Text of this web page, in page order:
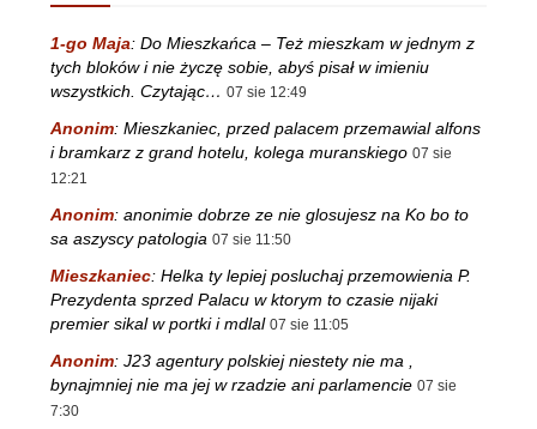
1-go Maja: Do Mieszkańca – Też mieszkam w jednym z
tych bloków i nie życzę sobie, abyś pisał w imieniu
wszystkich. Czytając… 07 sie 12:49
Anonim: Mieszkaniec, przed palacem przemawial alfons
i bramkarz z grand hotelu, kolega muranskiego 07 sie
12:21
Anonim: anonimie dobrze ze nie glosujesz na Ko bo to
sa aszyscy patologia 07 sie 11:50
Mieszkaniec: Helka ty lepiej posluchaj przemowienia P.
Prezydenta sprzed Palacu w ktorym to czasie nijaki
premier sikal w portki i mdlal 07 sie 11:05
Anonim: J23 agentury polskiej niestety nie ma ,
bynajmniej nie ma jej w rzadzie ani parlamencie 07 sie
7:30